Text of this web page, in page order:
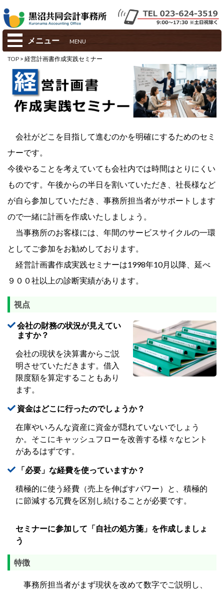
メニュー MENU
TOP > 経営計画書作成実践セミナー
会社がどこを目指して進むのかを明確にするためのセミ
ナーです。
今後やることを考えていても会社内では時間はとりにくい
ものです。午後からの半日を割いていただき、社長様など
が自ら参加していただき、事務所担当者がサポートします
ので一緒に計画を作成いたしましょう。
当事務所のお客様には、年間のサービスサイクルの一環
としてご参加をお勧めしております。
経営計画書作成実践セミナーは1998年10月以降、延べ
９００社以上の診断実績があります。
視点
会社の財務の状況が見えてい
ますか？
会社の現状を決算書からご説
明させていただきます。借入
限度額を算定することもあり
ます。
資金はどこに行ったのでしょうか？
在庫やいろんな資産に資金が隠れていないでしょう
か。そこにキャッシュフローを改善する様々なヒント
があるはずです。
「必要」な経費を使っていますか？
積極的に使う経費（売上を伸ばすパワー）と、積極的
に節減する冗費を区別し続けることが必要です。
セミナーに参加して「自社の処方箋」を作成しましょ
う
特徴
事務所担当者がまず現状を改めて数字でご説明し、